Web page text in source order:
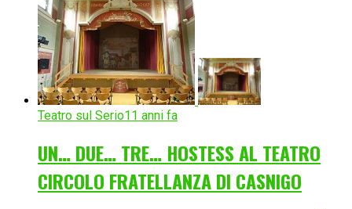
Teatro sul Serio11 anni fa
UN… DUE… TRE… HOSTESS AL TEATRO
CIRCOLO FRATELLANZA DI CASNIGO